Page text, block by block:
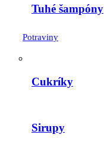
Tuhé šampóny
Potraviny
Cukríky
Sirupy